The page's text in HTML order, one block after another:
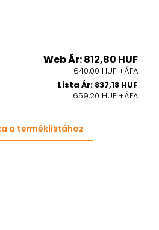
Web Ár: 812,80 HUF
640,00 HUF +ÁFA
Lista Ár: 837,18 HUF
659,20 HUF +ÁFA
a terméklistához